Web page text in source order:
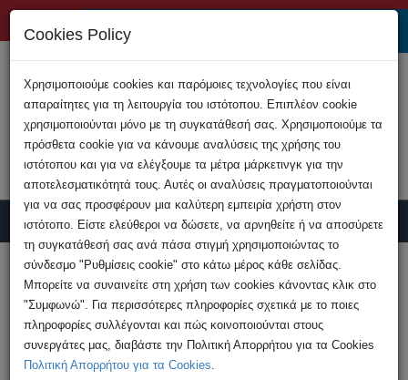
Υποβολή Καταγγελίας
HOME
Ανακοινώσεις
Νέα τηλεφωνική απάτη μέσω Viber
Cookies Policy
Χρησιμοποιούμε cookies και παρόμοιες τεχνολογίες που είναι
απαραίτητες για τη λειτουργία του ιστότοπου. Επιπλέον cookie
χρησιμοποιούνται μόνο με τη συγκατάθεσή σας. Χρησιμοποιούμε τα
πρόσθετα cookie για να κάνουμε αναλύσεις της χρήσης του
ιστότοπου και για να ελέγξουμε τα μέτρα μάρκετινγκ για την
αποτελεσματικότητά τους. Αυτές οι αναλύσεις πραγματοποιούνται
για να σας προσφέρουν μια καλύτερη εμπειρία χρήστη στον
ιστότοπο. Είστε ελεύθεροι να δώσετε, να αρνηθείτε ή να αποσύρετε
τη συγκατάθεσή σας ανά πάσα στιγμή χρησιμοποιώντας το
σύνδεσμο "Ρυθμίσεις cookie" στο κάτω μέρος κάθε σελίδας.
Μπορείτε να συναινείτε στη χρήση των cookies κάνοντας κλικ στο
"Συμφωνώ". Για περισσότερες πληροφορίες σχετικά με το ποιες
πληροφορίες συλλέγονται και πώς κοινοποιούνται στους
συνεργάτες μας, διαβάστε την Πολιτική Απορρήτου για τα Cookies
Πολιτική Απορρήτου για τα Cookies.